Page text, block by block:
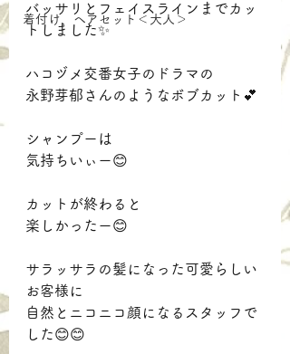
着付け、ヘアセット＜大人＞
バッサリとフェイスラインまでカッ
トしました✨
ハコヅメ交番女子のドラマの
永野芽郁さんのようなボブカット💕
シャンプーは
気持ちいぃー😊
カットが終わると
楽しかったー😊
サラッサラの髪になった可愛らしい
お客様に
自然とニコニコ顔になるスタッフで
した😊😊